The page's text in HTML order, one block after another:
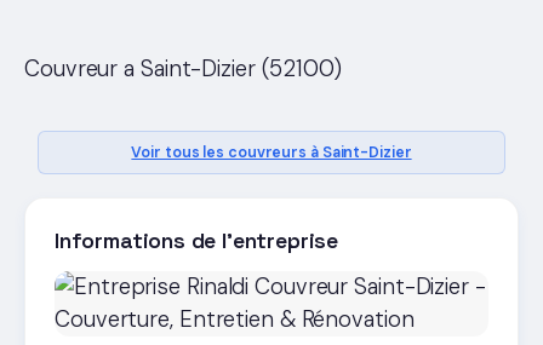
Couvreur a Saint-Dizier (52100)
Voir tous les couvreurs à Saint-Dizier
Informations de l'entreprise